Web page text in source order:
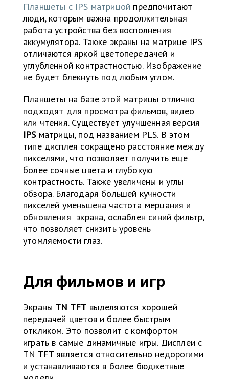
Планшеты с IPS матрицой предпочитают
люди, которым важна продолжительная
работа устройства без восполнения
аккумулятора. Также экраны на матрице IPS
отличаются яркой цветопередачей и
углубленной контрастностью. Изображение
не будет блекнуть под любым углом.
Планшеты на базе этой матрицы отлично
подходят для просмотра фильмов, видео
или чтения. Существует улучшенная версия
IPSматрицы, под названием PLS. В этом
типе дисплея сокращено расстояние между
пикселями, что позволяет получить еще
более сочные цвета и глубокую
контрастность. Также увеличены и углы
обзора. Благодаря большей кучности
пикселей уменьшена частота мерцания и
обновления экрана, ослаблен синий фильтр,
что позволяет снизить уровень
утомляемости глаз.
Для фильмов и игр
Экраны TN TFT выделяются хорошей
передачей цветов и более быстрым
откликом. Это позволит с комфортом
играть в самые динамичные игры. Дисплеи с
TN TFT является относительно недорогими
и устанавливаются в более бюджетные